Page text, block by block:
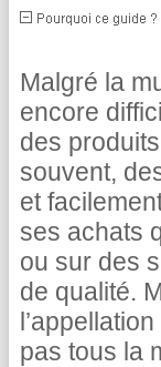
Malgré la
encore
des
souvent,
et
ses achats
ou sur des
de qualité.
pas tous la